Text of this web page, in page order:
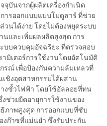
บันจากผู้ผลิตเครื่องกำเนิด
ารออกแบบแบบโมดูลาร์ ที่ช่วย
นได้ง่าย โดยไม่ต้องหยุดระบบ
นและเพิ่มผลผลิตสูงสุด การ
บบควบคุมอัจฉริยะ ที่ตรวจสอบ
มิเตอร์การใช้งานโดยอัตโนมัติ
รณ์ เพื่อป้องกันความล้มเหลวที่
เชิงอุตสาหกรรมได้ผสาน
งขั้วไฟฟ้า โดยใช้อัลลอยที่ทน
ช่วยยืดอายุการใช้งานของ
ภาพสูงสุด การออกแบบที่ซับ
งก๊าซที่แม่นยำ ซึ่งรับประกัน